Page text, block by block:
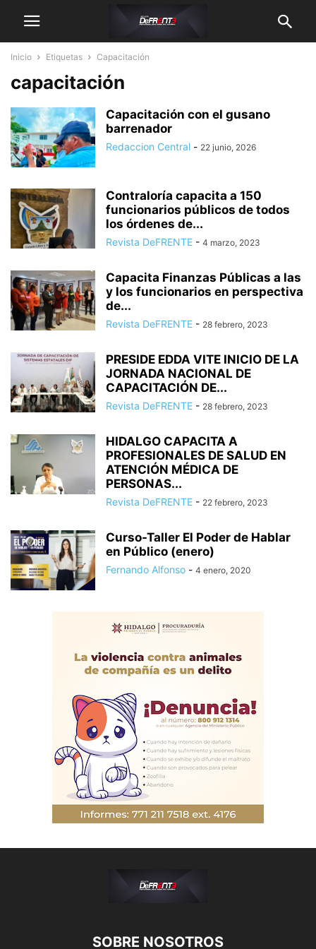
Inicio Etiquetas Capacitación
capacitación
Capacitación con el gusano
barrenador
Redaccion Central - 22 junio, 2026
Contraloría capacita a 150
funcionarios públicos de todos
los órdenes de...
Revista DeFRENTE - 4 marzo, 2023
Capacita Finanzas Públicas a las
y los funcionarios en perspectiva
de...
Revista DeFRENTE - 28 febrero, 2023
PRESIDE EDDA VITE INICIO DE LA
JORNADA NACIONAL DE
CAPACITACIÓN DE...
Revista DeFRENTE - 28 febrero, 2023
HIDALGO CAPACITA A
PROFESIONALES DE SALUD EN
ATENCIÓN MÉDICA DE
PERSONAS...
Revista DeFRENTE - 22 febrero, 2023
Curso-Taller El Poder de Hablar
en Público (enero)
Fernando Alfonso - 4 enero, 2020
SOBRE NOSOTROS